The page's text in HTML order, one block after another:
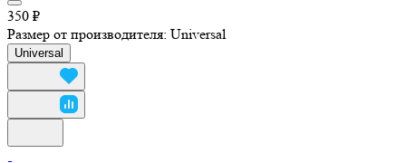
350 ₽
Размер от производителя: Universal
Universal